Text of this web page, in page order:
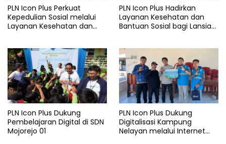
PLN Icon Plus Perkuat
Kepedulian Sosial melalui
Layanan Kesehatan dan
PLN Icon Plus Hadirkan
Layanan Kesehatan dan
Bantuan Sosial bagi Lansia
PLN Icon Plus Dukung
Pembelajaran Digital di SDN
Mojorejo 01
PLN Icon Plus Dukung
Digitalisasi Kampung
Nelayan melalui Internet